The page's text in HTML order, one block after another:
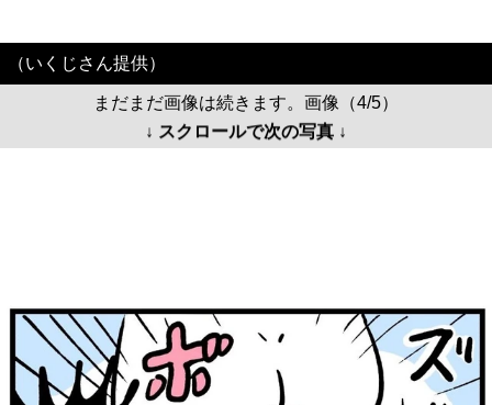
（いくじさん提供）
まだまだ画像は続きます。画像（4/5）
↓ スクロールで次の写真 ↓